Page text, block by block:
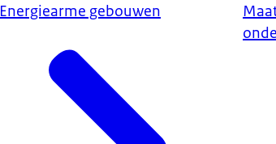
Energiearme gebouwen